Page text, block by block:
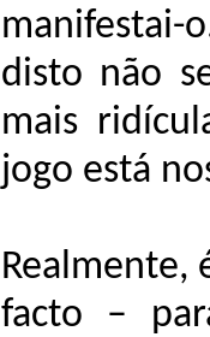
manifestai-
disto não
mais
jogo está
Realmente,
facto –